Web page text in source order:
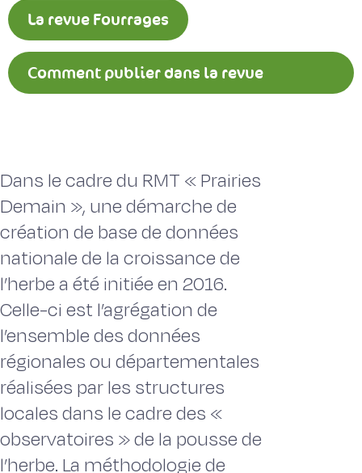
La revue Fourrages
Comment publier dans la revue
Dans le cadre du RMT « Prairies
Demain », une démarche de
création de base de données
nationale de la croissance de
l’herbe a été initiée en 2016.
Celle-ci est l’agrégation de
l’ensemble des données
régionales ou départementales
réalisées par les structures
locales dans le cadre des «
observatoires » de la pousse de
l’herbe. La méthodologie de